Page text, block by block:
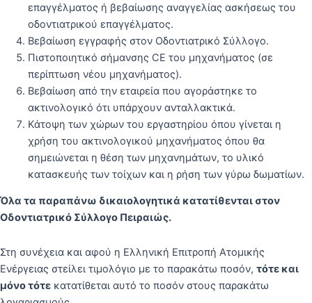
επαγγέλματος ή βεβαίωσης αναγγελίας ασκήσεως του
οδοντιατρικού επαγγέλματος.
Βεβαίωση εγγραφής στον Οδοντιατρικό Σύλλογο.
Πιστοποιητικό σήμανσης CE του μηχανήματος (σε
περίπτωση νέου μηχανήματος).
Βεβαίωση από την εταιρεία που αγοράστηκε το
ακτινολογικό ότι υπάρχουν ανταλλακτικά.
Κάτοψη των χώρων του εργαστηρίου όπου γίνεται η
χρήση του ακτινολογικού μηχανήματος όπου θα
σημειώνεται η θέση των μηχανημάτων, το υλικό
κατασκευής των τοίχων και η ρήση των γύρω δωματίων.
Όλα τα παραπάνω δικαιολογητικά κατατίθενται στον
Οδοντιατρικό Σύλλογο Πειραιώς.
Στη συνέχεια και αφού η Ελληνική Επιτροπή Ατομικής
Ενέργειας στείλει τιμολόγιο με το παρακάτω ποσόν, τότε και
μόνο τότε κατατίθεται αυτό το ποσόν στους παρακάτω